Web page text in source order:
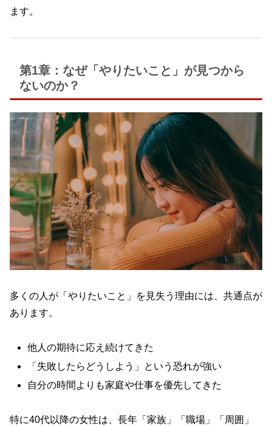
ます。
第1章：なぜ「やりたいこと」が見つから
ないのか？
多くの人が「やりたいこと」を見失う理由には、共通点が
あります。
他人の期待に応え続けてきた
「失敗したらどうしよう」という恐れが強い
自分の時間よりも家庭や仕事を優先してきた
特に40代以降の女性は、長年「家族」「職場」「周囲」